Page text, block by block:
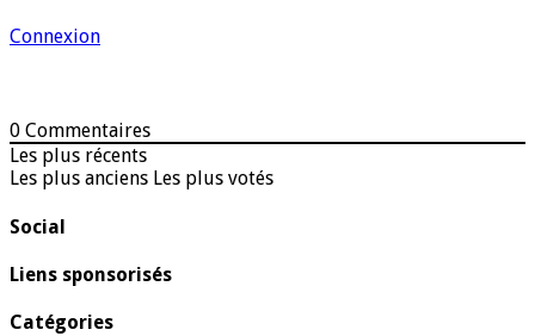
Connexion
0 Commentaires
Les plus récents
Les plus anciens Les plus votés
Social
Liens sponsorisés
Catégories